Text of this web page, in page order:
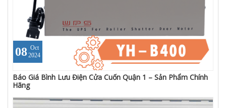
08 Oct
2024
Báo Giá Bình Lưu Điện Cửa Cuốn Quận 1 – Sản Phẩm Chính
Hãng